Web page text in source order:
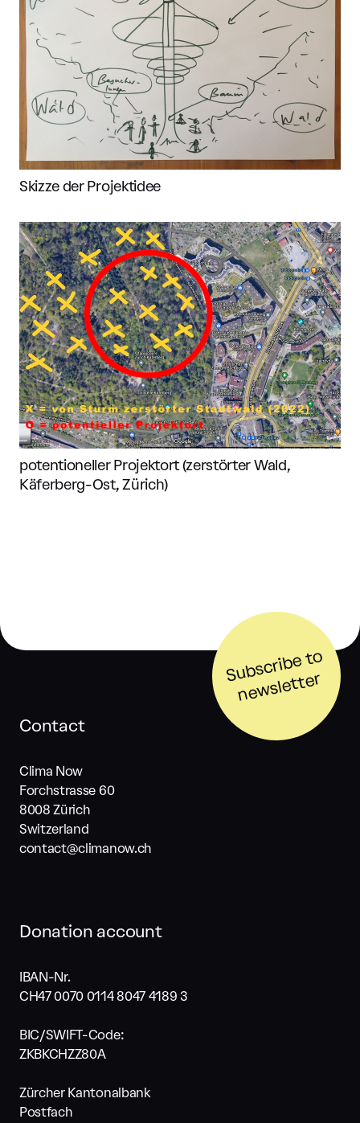
Skizze der Projektidee
potentioneller Projektort (zerstörter Wald,
Käferberg-Ost, Zürich)
S
u
b
s
cri
b
e t
o
n
e
w
sl
ett
er
Contact
Clima Now
Forchstrasse 60
8008 Zürich
Switzerland
contact@climanow.ch
Donation account
IBAN-Nr.
CH47 0070 0114 8047 4189 3
BIC/SWIFT-Code:
ZKBKCHZZ80A
Zürcher Kantonalbank
Postfach